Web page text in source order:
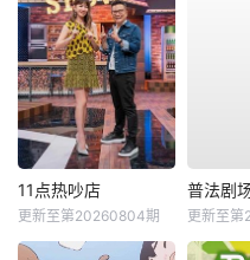
11点热吵店
更新至第20260804期
普法剧
更新至